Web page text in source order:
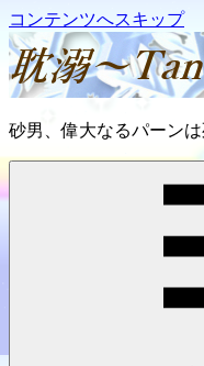
コンテンツへスキップ
耽
砂男、偉大なるパーン